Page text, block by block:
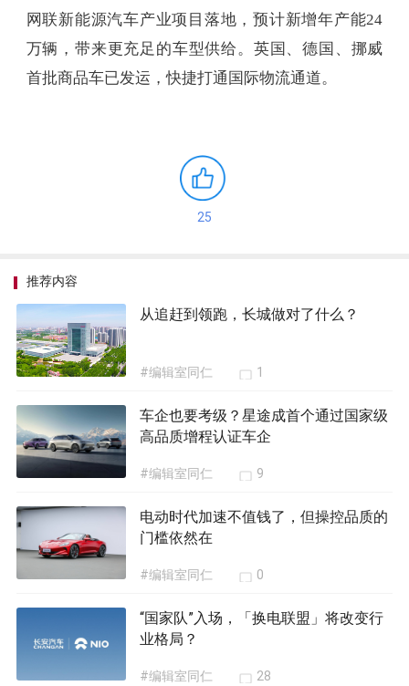
网联新能源汽车产业项目落地，预计新增年产能24
万辆，带来更充足的车型供给。英国、德国、挪威
首批商品车已发运，快捷打通国际物流通道。
25
推荐内容
从追赶到领跑，长城做对了什么？
#编辑室同仁 1
车企也要考级？星途成首个通过国家级
高品质增程认证车企
#编辑室同仁 9
电动时代加速不值钱了，但操控品质的
门槛依然在
#编辑室同仁 0
“国家队”入场，「换电联盟」将改变行
业格局？
#编辑室同仁 28